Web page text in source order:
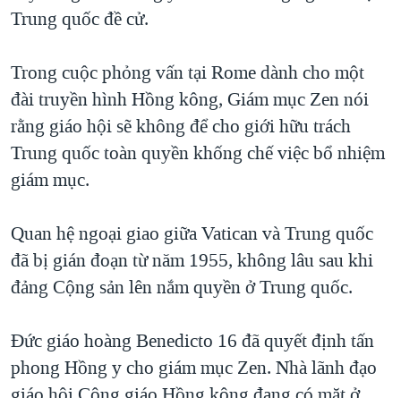
GIÁO DỤC
CHI PHÍ CHIẾN TRANH AFGHANISTAN
THƯỢNG ĐỈNH TRUMP-KIM TẠI VIỆT NAM
TRỊNH VĨNH BÌNH VS. CHÍNH PHỦ VIỆT NAM
NGƯ DÂN VIỆT VÀ LÀN SÓNG TRỘM HẢI SÂM
BÊN KIA QUỐC LỘ: TIẾNG VỌNG TỪ NÔNG THÔN MỸ
Trung quốc đề cử.
Trong cuộc phỏng vấn tại Rome dành cho một
đài truyền hình Hồng kông, Giám mục Zen nói
rằng giáo hội sẽ không để cho giới hữu trách
Trung quốc toàn quyền khống chế việc bổ nhiệm
giám mục.
Quan hệ ngoại giao giữa Vatican và Trung quốc
đã bị gián đoạn từ năm 1955, không lâu sau khi
đảng Cộng sản lên nắm quyền ở Trung quốc.
Đức giáo hoàng Benedicto 16 đã quyết định tấn
phong Hồng y cho giám mục Zen. Nhà lãnh đạo